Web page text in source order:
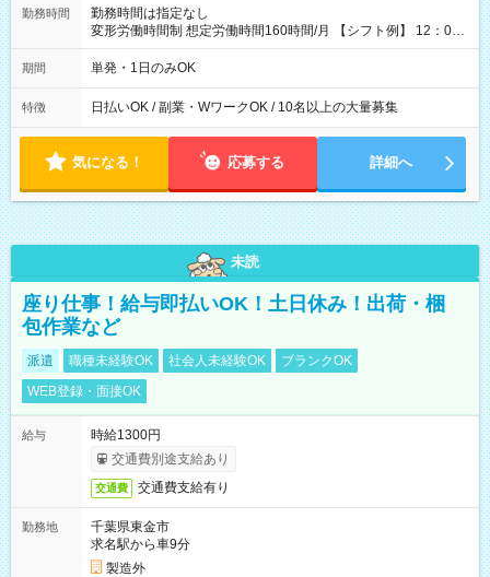
勤務時間
勤務時間は指定なし
変形労働時間制 想定労働時間160時間/月 【シフト例】 12：00
～22：00
期間 単発・1日のみOK
特徴 日払いOK / 副業・WワークOK / 10名以上の大量募集
気になる！ 応募する 詳細へ
未読
座り仕事！給与即払いOK！土日休み！出荷・梱
包作業など
派遣 職種未経験OK 社会人未経験OK
ブランクOK
WEB登録・面接OK
給与
時給1300円
交通費別途支給あり
交通費 交通費支給有り
勤務地
千葉県東金市
求名駅から車9分
製造外